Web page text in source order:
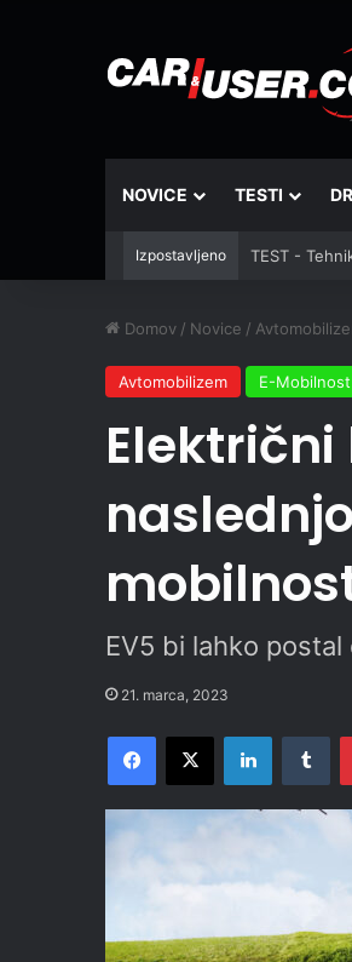
NOVICE TESTI
Izpostavljeno TEST -
Domov / Novice /
Avtomobilizem E-Mobilnost
EV5 bi lahko
21. marca, 2023
Facebook
X LinkedIn